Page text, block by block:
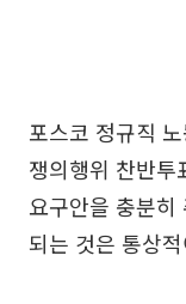
포스코 정규직
쟁의행위 찬반
요구안을 충분히
되는 것은 통상